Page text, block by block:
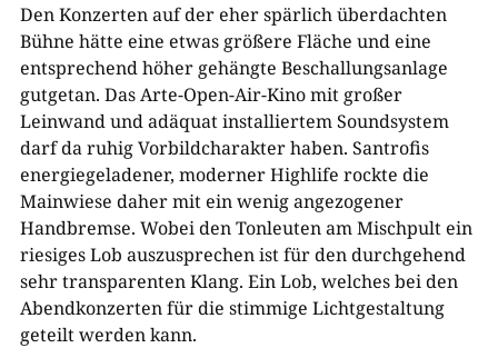
Den Konzerten auf der eher spärlich überdachten
Bühne hätte eine etwas größere Fläche und eine
entsprechend höher gehängte Beschallungsanlage
gutgetan. Das Arte-Open-Air-Kino mit großer
Leinwand und adäquat installiertem Soundsystem
darf da ruhig Vorbildcharakter haben. Santrofis
energiegeladener, moderner Highlife rockte die
Mainwiese daher mit ein wenig angezogener
Handbremse. Wobei den Tonleuten am Mischpult ein
riesiges Lob auszusprechen ist für den durchgehend
sehr transparenten Klang. Ein Lob, welches bei den
Abendkonzerten für die stimmige Lichtgestaltung
geteilt werden kann.